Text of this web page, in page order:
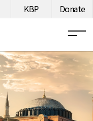
KBP Donate